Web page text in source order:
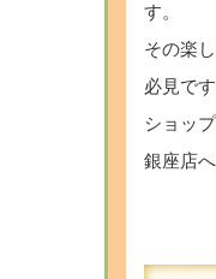
す。
その楽
必見で
ショッ
銀座店